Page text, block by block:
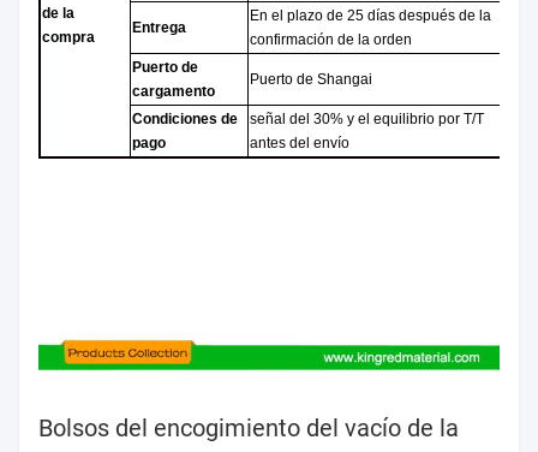
de la
compra
Entrega
En el plazo de 25 días después de la
confirmación de la orden
Puerto de
cargamento
Puerto de Shangai
Condiciones de
pago
señal del 30% y el equilibrio por T/T
antes del envío
Bolsos del encogimiento del vacío de la